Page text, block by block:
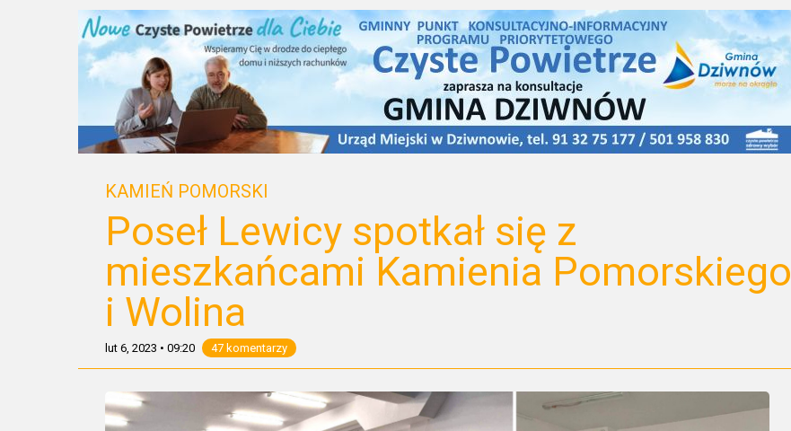
KAMIEŃ POMORSKI
Poseł Lewicy spotkał się z
mieszkańcami Kamienia Pomorskiego
i Wolina
lut 6, 2023 • 09:20 47 komentarzy